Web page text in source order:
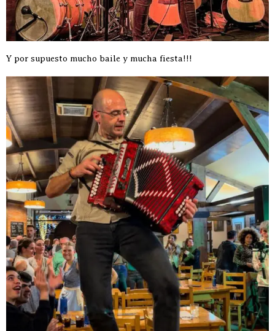
Y por supuesto mucho baile y mucha fiesta!!!